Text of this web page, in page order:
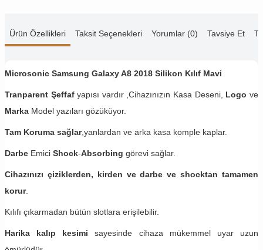
Ürün Özellikleri Taksit Seçenekleri Yorumlar (0) Tavsiye Et
Microsonic Samsung Galaxy A8 2018​ Silikon Kılıf Mavi
Tranparent Şeffafyapısı vardır ,Cihazınızın Kasa Deseni, Logo ve
Marka Model yazıları gözüküyor.
Tam Koruma sağlar,yanlardan ve arka kasa komple kaplar.
Darbe Emici Shock-Absorbing görevi sağlar.
Cihazınızı çiziklerden, kirden ve darbe ve shocktan tamamen
korur.
Kılıfı çıkarmadan bütün slotlara erişilebilir.
Harika kalıp kesimi sayesinde cihaza mükemmel uyar uzun